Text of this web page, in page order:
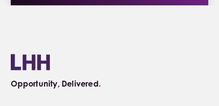
Opportunity, Delivered.